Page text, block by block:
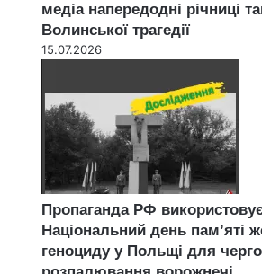
медіа напередодні річниці
Волинської трагедії
15.07.2026
Пропаганда РФ
Національний день пам’яті
геноциду у Польщі для